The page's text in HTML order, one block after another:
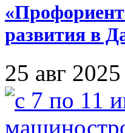
развития в
25 авг 2025